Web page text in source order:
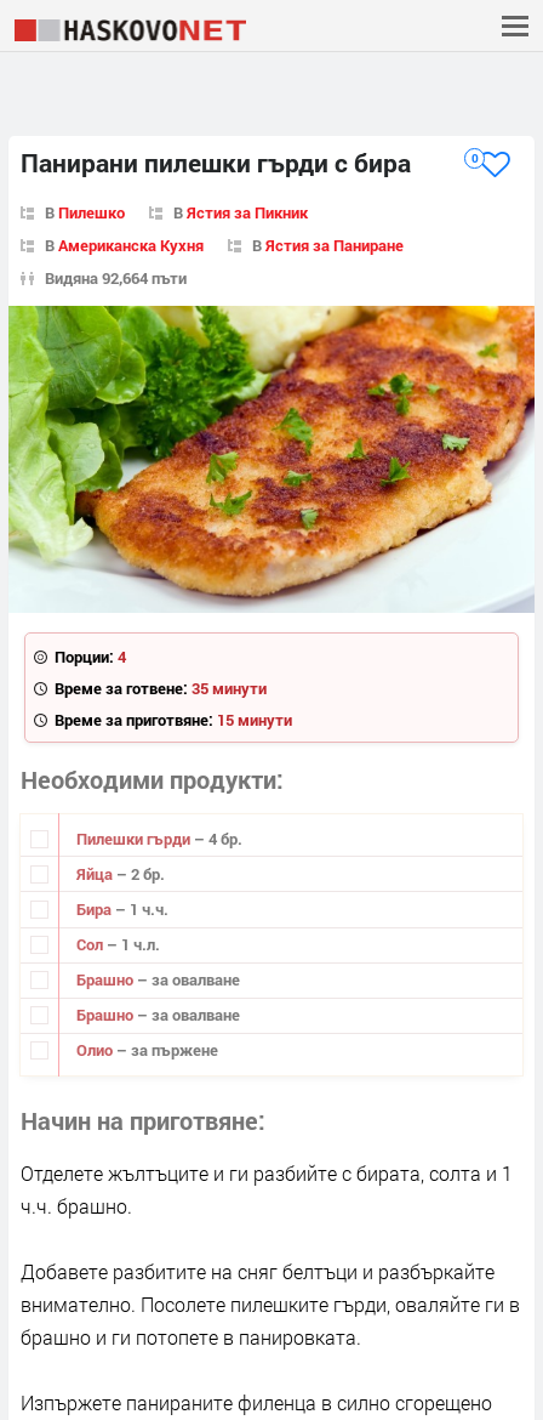
Панирани пилешки гърди с бира 0
ВПилешко ВЯстия за Пикник
ВАмериканска Кухня ВЯстия за Паниране
Видяна 92,664 пъти
Порции: 4
Време за готвене: 35 минути
Време за приготвяне: 15 минути
Необходими продукти
Пилешки гърди – 4 бр.
Яйца – 2 бр.
Бира – 1 ч.ч.
Сол – 1 ч.л.
Брашно – за овалване
Брашно – за овалване
Олио – за пържене
Начин на приготвяне
Отделете жълтъците и ги разбийте с бирата, солта и 1
ч.ч. брашно.
Добавете разбитите на сняг белтъци и разбъркайте
внимателно. Посолете пилешките гърди, оваляйте ги в
брашно и ги потопете в панировката.
Изпържете панираните филенца в силно сгорещено